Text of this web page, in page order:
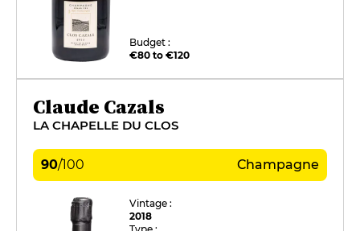
Budget :
€80 to €120
Claude Cazals
LA CHAPELLE DU CLOS
90/100 Champagne
Vintage :
2018